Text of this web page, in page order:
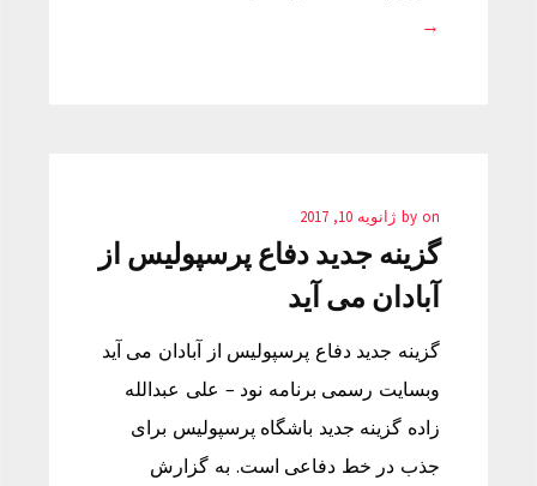
→
by on ژانویه 10, 2017
گزینه جدید دفاع پرسپولیس از
آبادان می آید
گزینه جدید دفاع پرسپولیس از آبادان می آید
وبسایت رسمی برنامه نود – علی عبدالله
زاده گزینه جدید باشگاه پرسپولیس برای
جذب در خط دفاعی است. به گزارش